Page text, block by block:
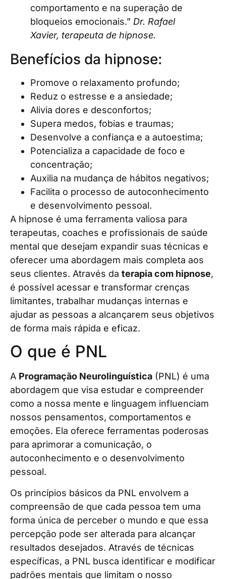
comportamento e na superação de
bloqueios emocionais.” Dr. Rafael
Xavier, terapeuta de hipnose.
Benefícios da hipnose:
Promove o relaxamento profundo;
Reduz o estresse e a ansiedade;
Alivia dores e desconfortos;
Supera medos, fobias e traumas;
Desenvolve a confiança e a autoestima;
Potencializa a capacidade de foco e
concentração;
Auxilia na mudança de hábitos negativos;
Facilita o processo de autoconhecimento
e desenvolvimento pessoal.
A hipnose é uma ferramenta valiosa para
terapeutas, coaches e profissionais de saúde
mental que desejam expandir suas técnicas e
oferecer uma abordagem mais completa aos
seus clientes. Através da terapia com hipnose,
é possível acessar e transformar crenças
limitantes, trabalhar mudanças internas e
ajudar as pessoas a alcançarem seus objetivos
de forma mais rápida e eficaz.
O que é PNL
A Programação Neurolinguística (PNL) é uma
abordagem que visa estudar e compreender
como a nossa mente e linguagem influenciam
nossos pensamentos, comportamentos e
emoções. Ela oferece ferramentas poderosas
para aprimorar a comunicação, o
autoconhecimento e o desenvolvimento
pessoal.
Os princípios básicos da PNL envolvem a
compreensão de que cada pessoa tem uma
forma única de perceber o mundo e que essa
percepção pode ser alterada para alcançar
resultados desejados. Através de técnicas
específicas, a PNL busca identificar e modificar
padrões mentais que limitam o nosso